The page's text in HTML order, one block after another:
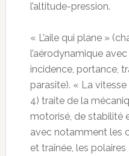
l’altitude-pression.
« L’aile qui plane »
l’aérodynamique
incidence, portance,
parasite). « La
4) traite de la
motorisé, de stabilité
avec notamment les
et traînée, les polaires